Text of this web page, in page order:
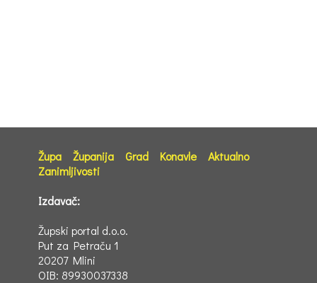
Župa Županija Grad Konavle
Aktualno
Zanimljivosti
Izdavač:
Župski portal d.o.o.
Put za Petraču 1
20207 Mlini
OIB: 89930037338